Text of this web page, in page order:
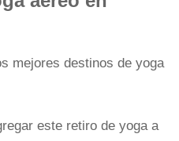
este retiro de yoga a